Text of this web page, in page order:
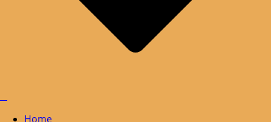
Home